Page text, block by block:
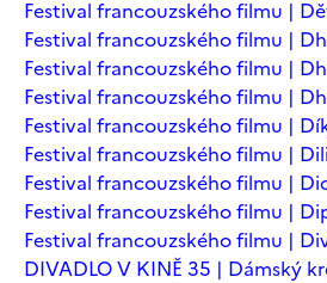
Festival francouzského filmu |
Festival francouzského filmu |
Festival francouzského filmu |
Festival francouzského filmu |
Festival francouzského filmu |
Festival francouzského filmu |
Festival francouzského filmu |
Festival francouzského filmu |
Festival francouzského filmu |
DIVADLO V KINĚ 35 | Dámský